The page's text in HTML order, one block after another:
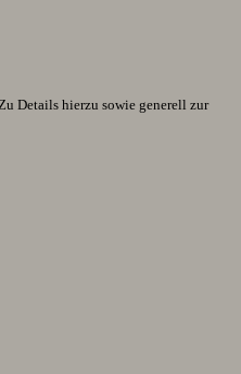
Details hierzu sowie generell zur